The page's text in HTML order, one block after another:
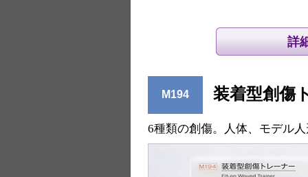
M194 装着型創傷
6種類の創傷。人体、モデル